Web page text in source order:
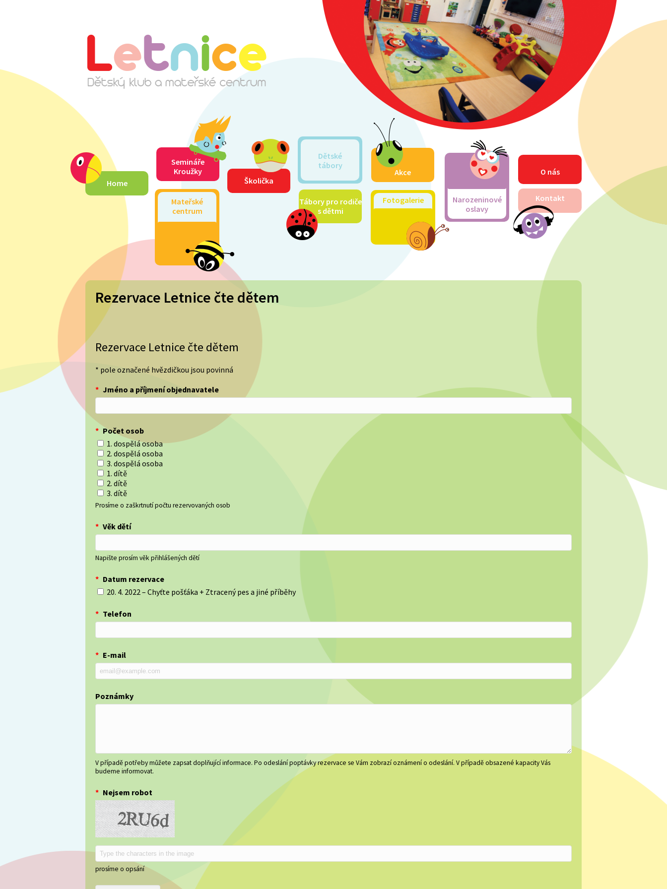
Home
Semináře
Kroužky
Mateřské
centrum
Školička
Dětské
tábory
Tábory pro rodiče
s dětmi
Akce
Fotogalerie
Narozeninové
oslavy
O nás
Kontakt
Rezervace Letnice čte dětem
Rezervace Letnice čte dětem
* pole označené hvězdičkou jsou povinná
* Jméno a příjmení objednavatele
* Počet osob
1. dospělá osoba
2. dospělá osoba
3. dospělá osoba
1. dítě
2. dítě
3. dítě
Prosíme o zaškrtnutí počtu rezervovaných osob
* Věk dětí
Napište prosím věk přihlášených dětí
* Datum rezervace
20. 4. 2022 – Chyťte pošťáka + Ztracený pes a jiné příběhy
* Telefon
* E-mail
Poznámky
V případě potřeby můžete zapsat doplňující informace. Po odeslání poptávky rezervace se Vám zobrazí oznámení o odeslání. V případě obsazené kapacity Vás
budeme informovat.
* Nejsem robot
prosíme o opsání